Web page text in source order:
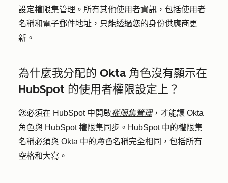
設定權限集管理。所有其他使用者資訊，包括使用者
名稱和電子郵件地址，只能透過您的身份供應商更
新。
為什麼我分配的 Okta 角色沒有顯示在
HubSpot 的使用者權限設定上？
您必須在 HubSpot 中開啟權限集管理，才能讓 Okta
角色與 HubSpot 權限集同步。HubSpot 中的權限集
名稱必須與 Okta 中的角色名稱完全相同 ，包括所有
空格和大寫。